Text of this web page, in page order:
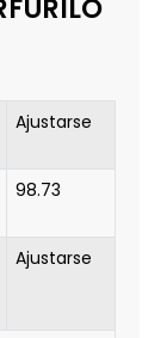
Ajustarse
98.73
Ajustarse